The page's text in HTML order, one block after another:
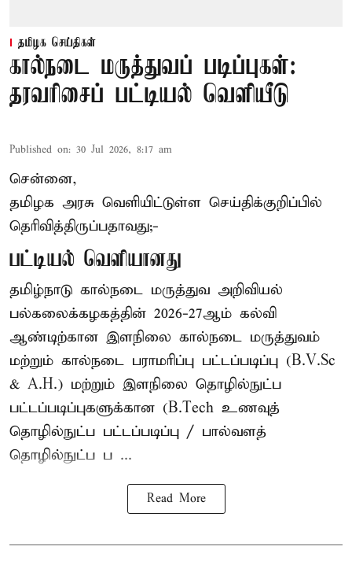
தமிழக செய்திகள்
கால்நடை மருத்துவப் படிப்புகள்:
தரவரிசைப் பட்டியல் வெளியீடு
Published on: 30 Jul 2026, 8:17 am
சென்னை,
தமிழக அரசு வெளியிட்டுள்ள செய்திக்குறிப்பில்
தெரிவித்திருப்பதாவது;-
பட்டியல் வெளியானது
தமிழ்நாடு கால்நடை மருத்துவ அறிவியல்
பல்கலைக்கழகத்தின் 2026-27ஆம் கல்வி
ஆண்டிற்கான இளநிலை கால்நடை மருத்துவம்
மற்றும் கால்நடை பராமரிப்பு பட்டப்படிப்பு (B.V.Sc
& A.H.) மற்றும் இளநிலை தொழில்நுட்ப
பட்டப்படிப்புகளுக்கான (B.Tech உணவுத்
தொழில்நுட்ப பட்டப்படிப்பு / பால்வளத்
தொழில்நுட்ப ப ...
Read More